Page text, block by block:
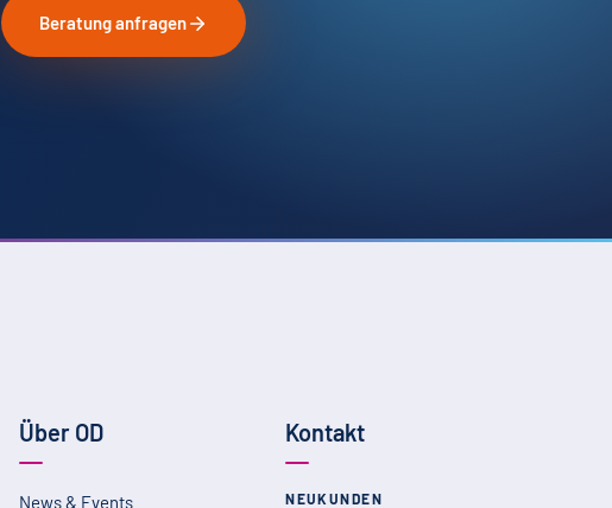
Beratung anfragen
Über OD
News & Events
Kontakt
NEUKUNDEN